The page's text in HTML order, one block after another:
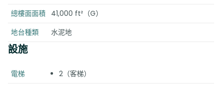
總樓面面積 41,000 ft²（G）
地台種類
水泥地
設施
電梯
2（客梯）